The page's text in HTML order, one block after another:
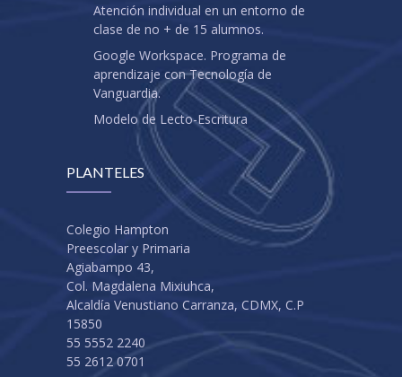
Atención individual en un entorno de
clase de no + de 15 alumnos.
Google Workspace. Programa de
aprendizaje con Tecnología de
Vanguardia.
Modelo de Lecto-Escritura
PLANTELES
Colegio Hampton
Preescolar y Primaria
Agiabampo 43,
Col. Magdalena Mixiuhca,
Alcaldía Venustiano Carranza, CDMX, C.P
15850
55 5552 2240
55 2612 0701